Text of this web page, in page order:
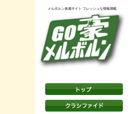
メルボルン体感サイト フレッシュな情報満載